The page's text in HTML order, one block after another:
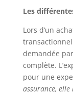
Les
Lors d’un
demandée
complète.
pour une
assurance,